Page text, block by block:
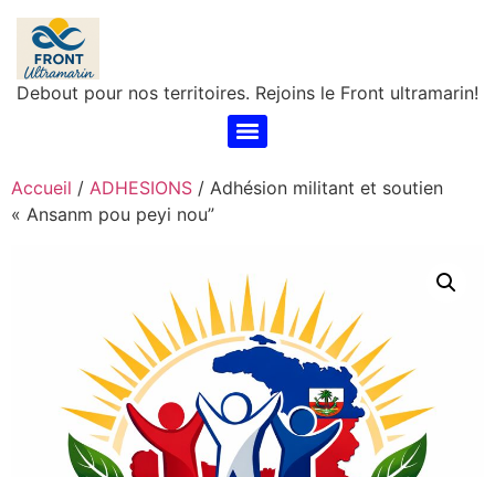
Debout pour nos territoires. Rejoins le Front ultramarin!
Accueil / ADHESIONS / Adhésion militant et soutien
« Ansanm pou peyi nou”